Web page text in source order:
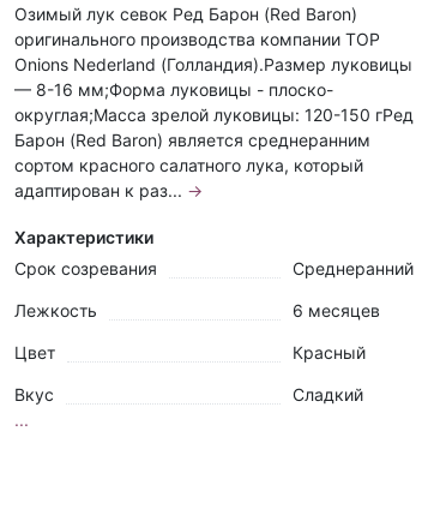
Озимый лук севок Ред Барон (Red Baron)
оригинального производства компании TOP
Onions Nederland (Голландия).Размер луковицы
— 8-16 мм;Форма луковицы - плоско-
округлая;Масса зрелой луковицы: 120-150 гРед
Барон (Red Baron) является среднеранним
сортом красного салатного лука, который
адаптирован к раз... →
Характеристики
Срок созревания
Среднеранний
Лежкость 6 месяцев
Цвет Красный
Вкус
Сладкий
...